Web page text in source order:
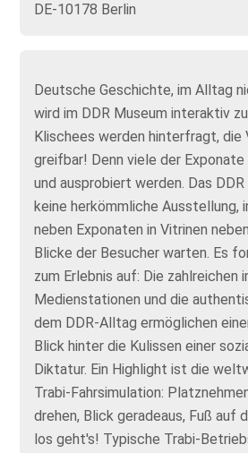
DE-10178 Berlin
Deutsche Geschichte, im Alltag
wird im DDR Museum interaktiv
Klischees werden hinterfragt, die
greifbar! Denn viele der
und ausprobiert werden. Das
keine herkömmliche Ausstellung,
neben Exponaten in Vitrinen
Blicke der Besucher warten. Es
zum Erlebnis auf: Die zahlreichen
Medienstationen und die
dem DDR-Alltag ermöglichen
Blick hinter die Kulissen einer
Diktatur. Ein Highlight ist die
Trabi-Fahrsimulation:
drehen, Blick geradeaus, Fuß auf
los geht's! Typische Trabi-